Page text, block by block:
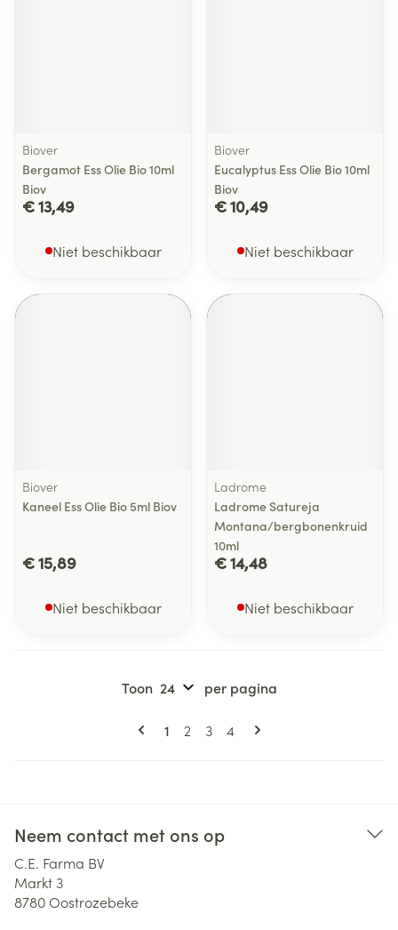
Biover
Bergamot Ess Olie Bio 10ml
Biov
€ 13,49
Niet beschikbaar
Biover
Eucalyptus Ess Olie Bio 10ml
Biov
€ 10,49
Niet beschikbaar
Biover
Kaneel Ess Olie Bio 5ml Biov
€ 15,89
Niet beschikbaar
Ladrome
Ladrome Satureja
Montana/bergbonenkruid
10ml
€ 14,48
Niet beschikbaar
Pagina's
U lees momenteel pagina
1 Pagina
2 Pagina
3 Pagina
4
Toon per pagina
Neem contact met ons op
C.E. Farma BV
Markt 3
8780Oostrozebeke